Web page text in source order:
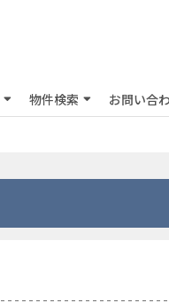
物件検索 お問い合